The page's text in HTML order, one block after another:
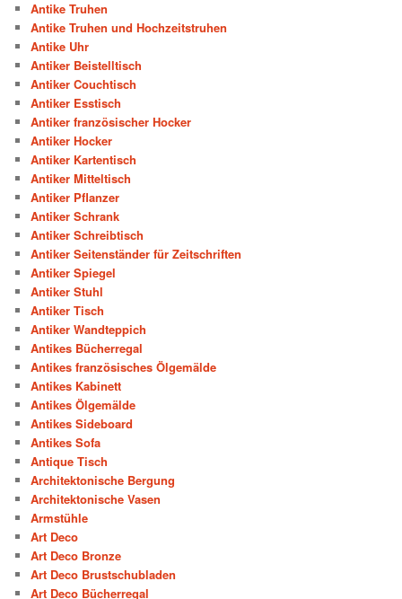
Antike Truhen
Antike Truhen und Hochzeitstruhen
Antike Uhr
Antiker Beistelltisch
Antiker Couchtisch
Antiker Esstisch
Antiker französischer Hocker
Antiker Hocker
Antiker Kartentisch
Antiker Mitteltisch
Antiker Pflanzer
Antiker Schrank
Antiker Schreibtisch
Antiker Seitenständer für Zeitschriften
Antiker Spiegel
Antiker Stuhl
Antiker Tisch
Antiker Wandteppich
Antikes Bücherregal
Antikes französisches Ölgemälde
Antikes Kabinett
Antikes Ölgemälde
Antikes Sideboard
Antikes Sofa
Antique Tisch
Architektonische Bergung
Architektonische Vasen
Armstühle
Art Deco
Art Deco Bronze
Art Deco Brustschubladen
Art Deco Bücherregal